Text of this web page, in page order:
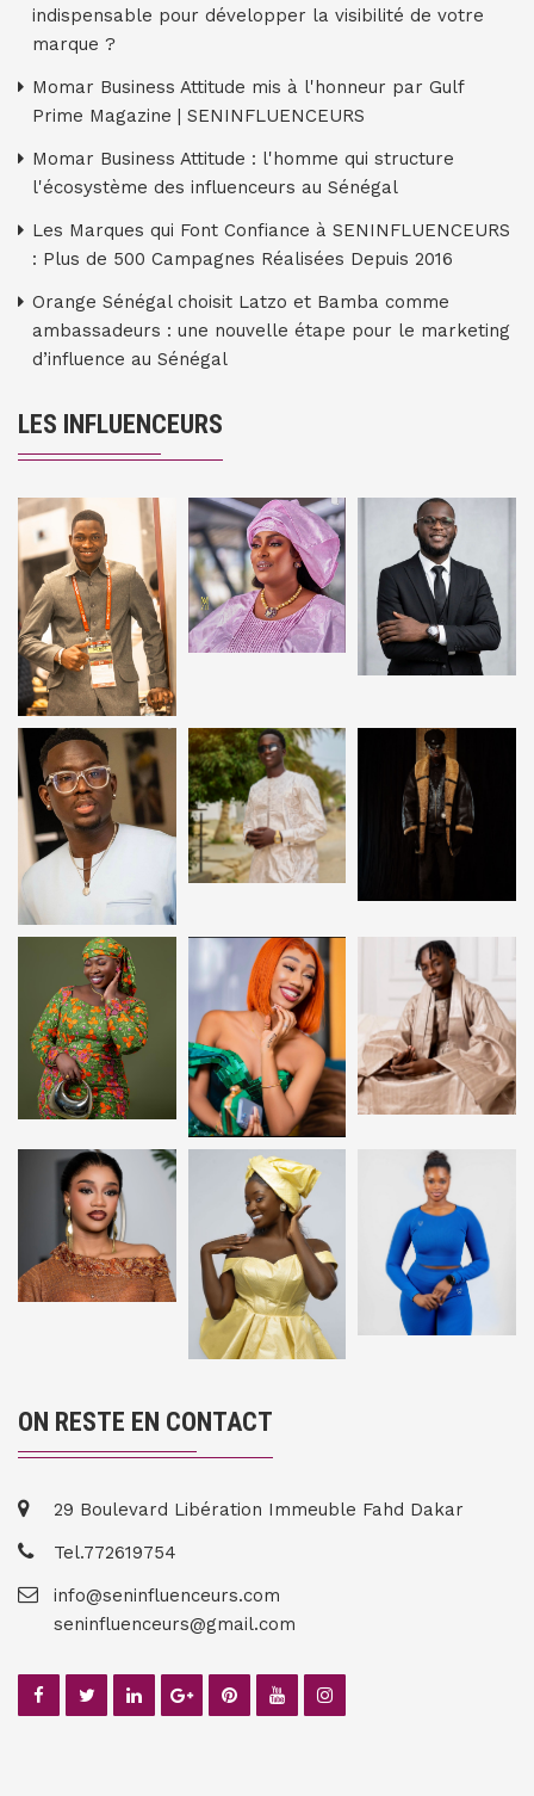
indispensable pour développer la visibilité de votre
marque ?
Momar Business Attitude mis à l'honneur par Gulf
Prime Magazine | SENINFLUENCEURS
Momar Business Attitude : l'homme qui structure
l'écosystème des influenceurs au Sénégal
Les Marques qui Font Confiance à SENINFLUENCEURS
: Plus de 500 Campagnes Réalisées Depuis 2016
Orange Sénégal choisit Latzo et Bamba comme
ambassadeurs : une nouvelle étape pour le marketing
d’influence au Sénégal
LES INFLUENCEURS
ON RESTE EN CONTACT
29 Boulevard Libération Immeuble Fahd Dakar
Tel.772619754
info@seninfluenceurs.com
seninfluenceurs@gmail.com